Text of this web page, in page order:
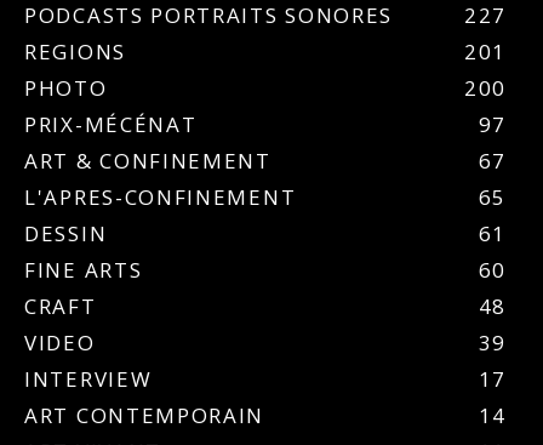
PODCASTS PORTRAITS SONORES
227
REGIONS
201
PHOTO
200
PRIX-MÉCÉNAT
97
ART & CONFINEMENT
67
L'APRES-CONFINEMENT
65
DESSIN
61
FINE ARTS
60
CRAFT
48
VIDEO
39
INTERVIEW
17
ART CONTEMPORAIN
14